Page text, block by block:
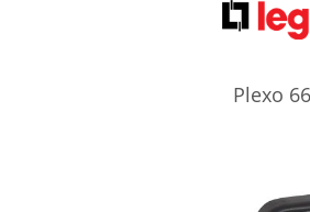
Plexo